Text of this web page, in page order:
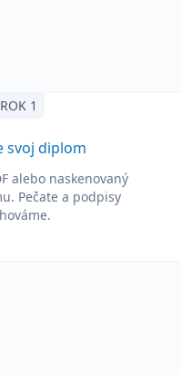
1
svoj diplom
alebo naskenovaný
Pečate a podpisy